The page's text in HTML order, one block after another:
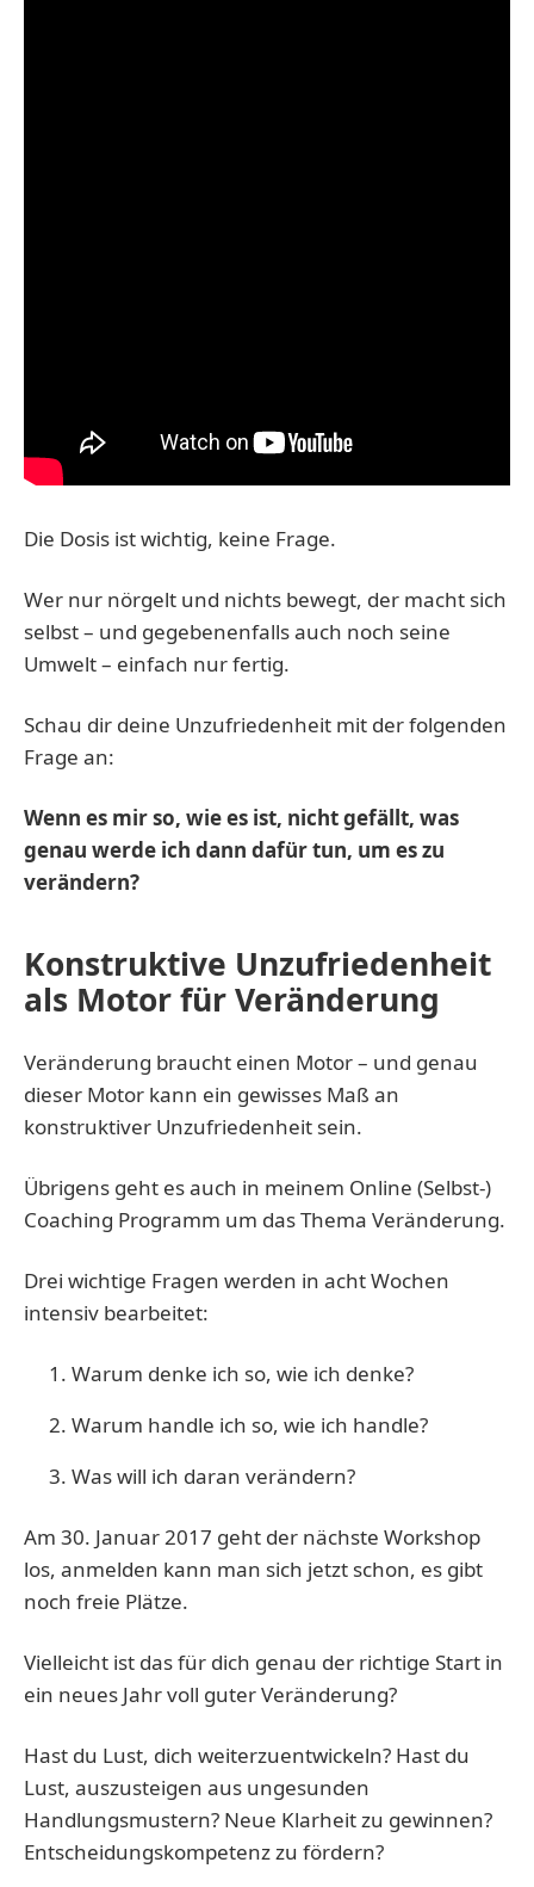
Die Dosis ist wichtig, keine Frage.
Wer nur nörgelt und nichts bewegt, der macht sich
selbst – und gegebenenfalls auch noch seine
Umwelt – einfach nur fertig.
Schau dir deine Unzufriedenheit mit der folgenden
Frage an:
Wenn es mir so, wie es ist, nicht gefällt, was
genau werde ich dann dafür tun, um es zu
verändern?
Konstruktive Unzufriedenheit
als Motor für Veränderung
Veränderung braucht einen Motor – und genau
dieser Motor kann ein gewisses Maß an
konstruktiver Unzufriedenheit sein.
Übrigens geht es auch in meinem Online (Selbst-)
Coaching Programm um das Thema Veränderung.
Drei wichtige Fragen werden in acht Wochen
intensiv bearbeitet:
Warum denke ich so, wie ich denke?
Warum handle ich so, wie ich handle?
Was will ich daran verändern?
Am 30. Januar 2017 geht der nächste Workshop
los, anmelden kann man sich jetzt schon, es gibt
noch freie Plätze.
Vielleicht ist das für dich genau der richtige Start in
ein neues Jahr voll guter Veränderung?
Hast du Lust, dich weiterzuentwickeln? Hast du
Lust, auszusteigen aus ungesunden
Handlungsmustern? Neue Klarheit zu gewinnen?
Entscheidungskompetenz zu fördern?